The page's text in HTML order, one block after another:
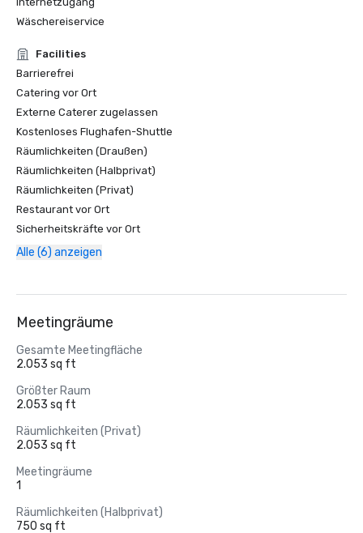
Wäschereiservice
Facilities
Barrierefrei
Catering vor Ort
Externe Caterer zugelassen
Kostenloses Flughafen-Shuttle
Räumlichkeiten (Draußen)
Räumlichkeiten (Halbprivat)
Räumlichkeiten (Privat)
Restaurant vor Ort
Sicherheitskräfte vor Ort
Alle (6) anzeigen
Meetingräume
Gesamte Meetingfläche
2.053 sq ft
Größter Raum
2.053 sq ft
Räumlichkeiten (Privat)
2.053 sq ft
Meetingräume
1
Räumlichkeiten (Halbprivat)
750 sq ft